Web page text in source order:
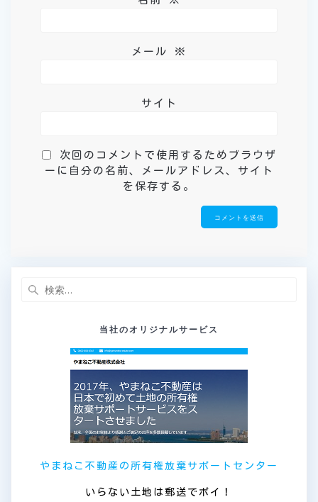
メール ※
サイト
次回のコメントで使用するためブラウザ
ーに自分の名前、メールアドレス、サイト
を保存する。
当社のオリジナルサービス
やまねこ不動産の所有権放棄サポートセンター
いらない土地は郵送でポイ！